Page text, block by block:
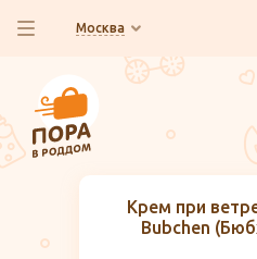
Москва
Крем при
Bubchen